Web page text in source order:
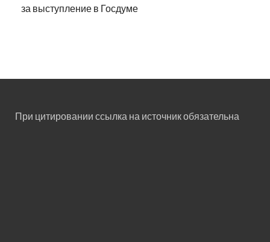
за выступление в Госдуме
При цитировании ссылка на источник обязательна